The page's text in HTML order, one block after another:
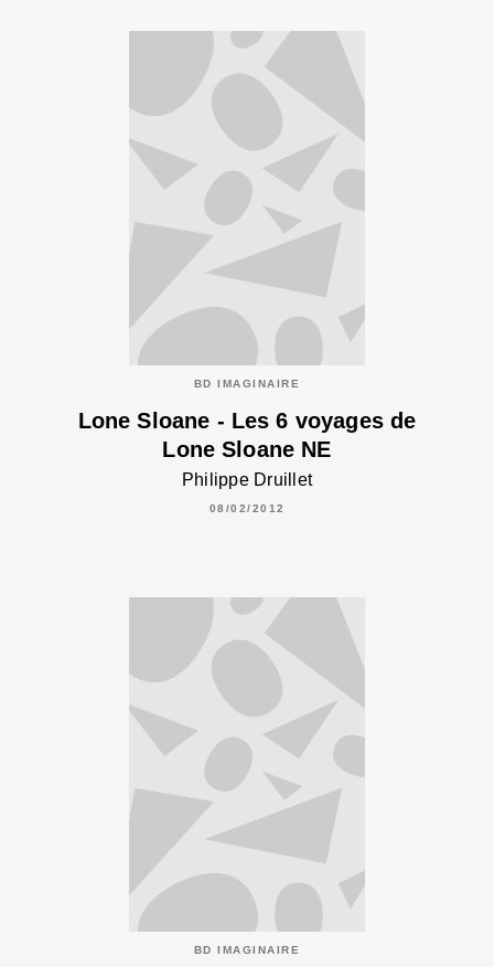
BD IMAGINAIRE
Lone Sloane - Les 6 voyages de
Lone Sloane NE
Philippe Druillet
08/02/2012
BD IMAGINAIRE